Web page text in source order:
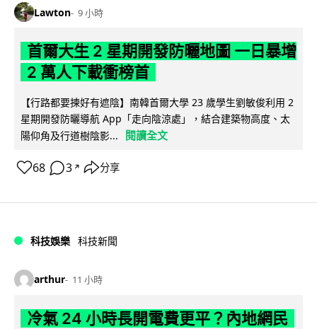
Lawton 9 小時
首爾大生 2 星期開發防曬地圖 一日暴增
2 萬人下載衝榜首
【行路都要揀好有遮陰】南韓首爾大學 23 歲學生劉敏俊利用 2
星期開發防曬導航 App「走向陰涼處」，結合建築物高度、太
陽仰角及行道樹陰影...
閱讀全文
68 3 ↗ 分享
科技娛樂 科技新聞
arthur 11 小時
冷氣 24 小時長開電費更平？內地網民